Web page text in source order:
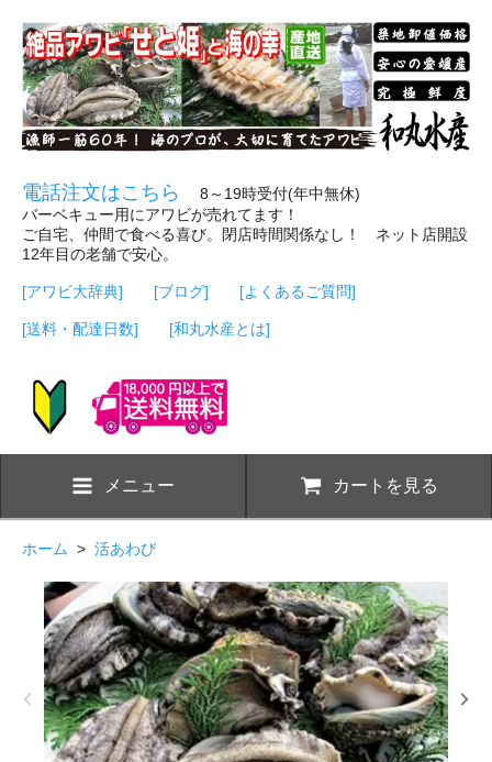
電話注文はこちら
8～19時受付(年中無休)
バーベキュー用にアワビが売れてます！
ご自宅、仲間で食べる喜び。閉店時間関係なし！ ネット店開設
12年目の老舗で安心。
[アワビ大辞典] [ブログ] [よくあるご質問]
[送料・配達日数] [和丸水産とは]
メニュー カートを見る
ホーム > 活あわび